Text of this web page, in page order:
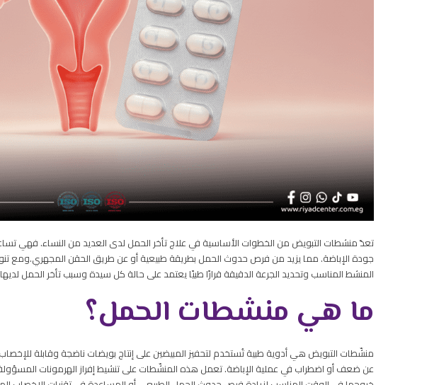
تعدّ منشطات التبويض من الخطوات الأساسية في علاج تأخر الحمل لدى العديد من النساء. فهي
جودة الإباضة. مما يزيد من فرص حدوث الحمل بطريقة طبيعية أو عن طريق الحقن المجهري.ومع
المنشط المناسب وتحديد الجرعة الدقيقة قرارًا طبيًا يعتمد على حالة كل سيدة وسبب تأخر الحمل
ما هي منشطات الحمل؟
منشّطات التبويض هي أدوية طبية تُستخدم لتحفيز المبيضين على إنتاج بويضات ناضجة وقابلة
عن ضعف أو اضطراب في عملية الإباضة. تعمل هذه المنشّطات على تنشيط إفراز الهرمونات